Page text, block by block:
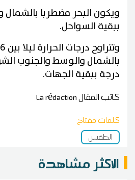
ويكون البحر مضطربا بالشمال
ببقية السواحل.
درجة ببقية الجهات.
كاتب المقالLa rédaction
كلمات مفتاح
الطقس
الاكثر مشاهدة